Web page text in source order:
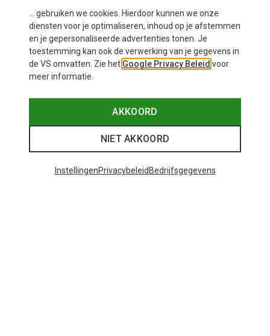
Heren Cadence Cargo Broek
€ 179,95
... gebruiken we cookies. Hierdoor kunnen we onze
diensten voor je optimaliseren, inhoud op je afstemmen
en je gepersonaliseerde advertenties tonen. Je
toestemming kan ook de verwerking van je gegevens in
de VS omvatten. Zie het Google Privacy Beleid voor
meer informatie.
AKKOORD
NIET AKKOORD
InstellingenPrivacybeleid Bedrijfsgegevens